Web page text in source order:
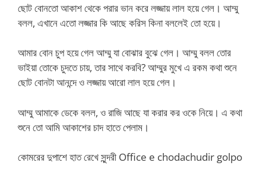
ছোট বোনতো আকাশ থেকে পরার ভান করে লজ্জায় লাল হয়ে গেল। আম্মু
বলল, এখানে এতো লজ্জার কি আছে করিস কিনা বললেই তো হয়ে।
আমার বোন চুপ হয়ে গেল আম্মু যা বোঝার বুঝে গেল। আম্মু বলল তোর
ভাইয়া তোকে চুদতে চায়, তার সাথে করবি? আম্মুর মুখে এ রকম কথা শুনে
ছোট বোনটা আনন্দে ও লজ্জায় আরো লাল হয়ে গেল।
আম্মু আমাকে ডেকে বলল, ও রাজি আছে যা করার কর ওকে নিয়ে। এ কথা
শুনে তো আমি আকাশের চাদ হাতে পেলাম।
কোমরের দুপাশে হাত রেখে সুন্দরী Office e chodachudir golpo